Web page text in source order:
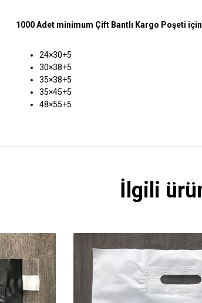
1000 Adet minimum Çift Bantlı Kargo Poşeti
24×30+5
30×38+5
35×38+5
35×45+5
48×55+5
İlgili